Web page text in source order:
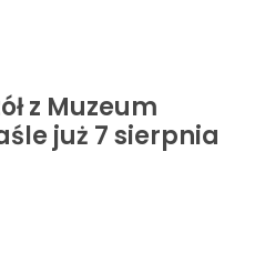
z Muzeum
już 7 sierpnia